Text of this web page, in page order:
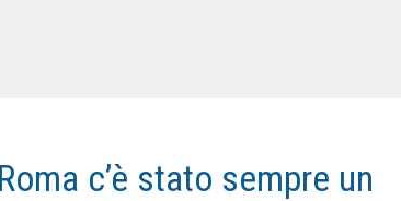
c’è stato sempre un